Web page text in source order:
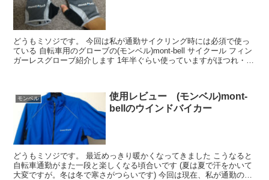
どうもミソジです。 今回は私が通勤サイクリング時には必須で使っ
ている 自転車用のグローブの(モンベル)mont-bell サイクール フィン
ガーレスグローブ紹介します 1年半ぐらい使っていますがほつれ・破
モンベル
使用レビュー (モンベル)mont-
bellのウインドバイカー
どうもミソジです。 最近めっきり暖かくなってきました こうなると
自転車通勤がまた一段と楽しくなる頃合いです (夏は夏で汗をかいて
大変ですが。冬は冬で寒さがつらいです) 今回は現在、私が通勤の際